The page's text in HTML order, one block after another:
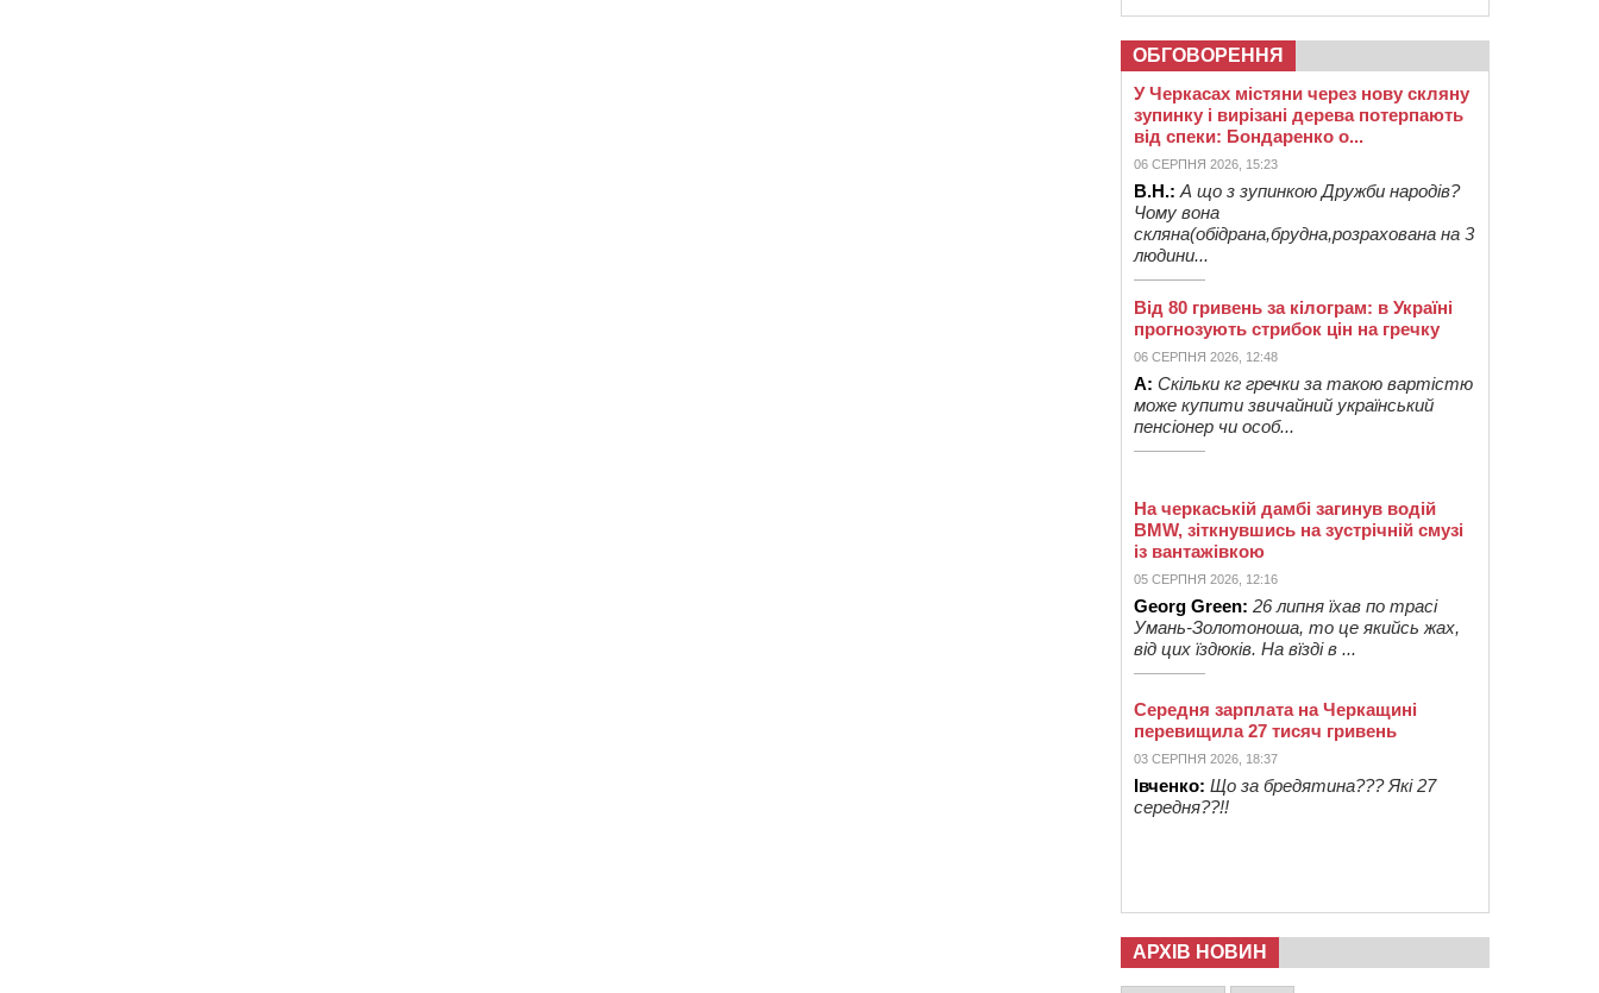
ОБГОВОРЕННЯ
У Черкасах містяни через нову скляну
зупинку і вирізані дерева потерпають
від спеки: Бондаренко о...
06 СЕРПНЯ 2026, 15:23
В.Н.: А що з зупинкою Дружби народів?
Чому вона
скляна(обідрана,брудна,розрахована на 3
людини...
Від 80 гривень за кілограм: в Україні
прогнозують стрибок цін на гречку
06 СЕРПНЯ 2026, 12:48
А: Скільки кг гречки за такою вартістю
може купити звичайний український
пенсіонер чи особ...
На черкаській дамбі загинув водій
BMW, зіткнувшись на зустрічній смузі
із вантажівкою
05 СЕРПНЯ 2026, 12:16
Georg Green: 26 липня їхав по трасі
Умань-Золотоноша, то це якийсь жах,
від цих їздюків. На вїзді в ...
Середня зарплата на Черкащині
перевищила 27 тисяч гривень
03 СЕРПНЯ 2026, 18:37
Івченко: Що за бредятина??? Які 27
середня??!!
АРХІВ НОВИН